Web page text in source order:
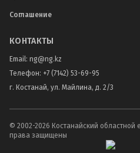
Соглашение
КОНТАКТЫ
Email: ng@ng.kz
Телефон: +7 (7142) 53-69-95
г. Костанай, ул. Майлина, д. 2/3
© 2002-2026 Костанайский
права защищены